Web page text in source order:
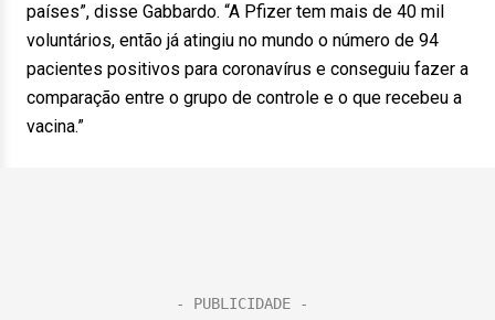
países”, disse Gabbardo. “A Pfizer tem mais de 40 mil
voluntários, então já atingiu no mundo o número de 94
pacientes positivos para coronavírus e conseguiu fazer a
comparação entre o grupo de controle e o que recebeu a
vacina.”